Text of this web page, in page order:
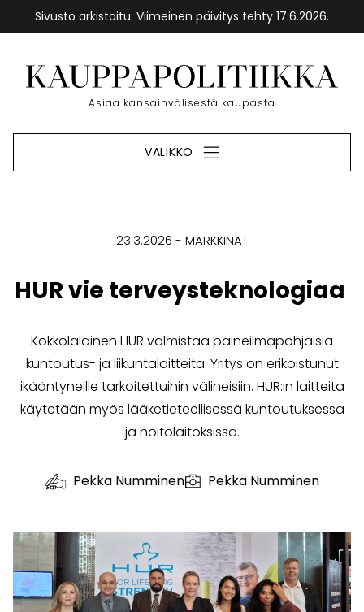
Sivusto arkistoitu. Viimeinen päivitys tehty 17.6.2026.
sisältöön
Etusivu
Asiaa kansainvälisestä kaupasta
VALIKKO
23.3.2026 MARKKINAT
HUR vie terveysteknologiaa
Kokkolalainen HUR valmistaa paineilmapohjaisia
kuntoutus- ja liikuntalaitteita. Yritys on erikoistunut
ikääntyneille tarkoitettuihin välineisiin. HUR:in laitteita
käytetään myös lääketieteellisessä kuntoutuksessa
ja hoitolaitoksissa.
Pekka Numminen Pekka Numminen